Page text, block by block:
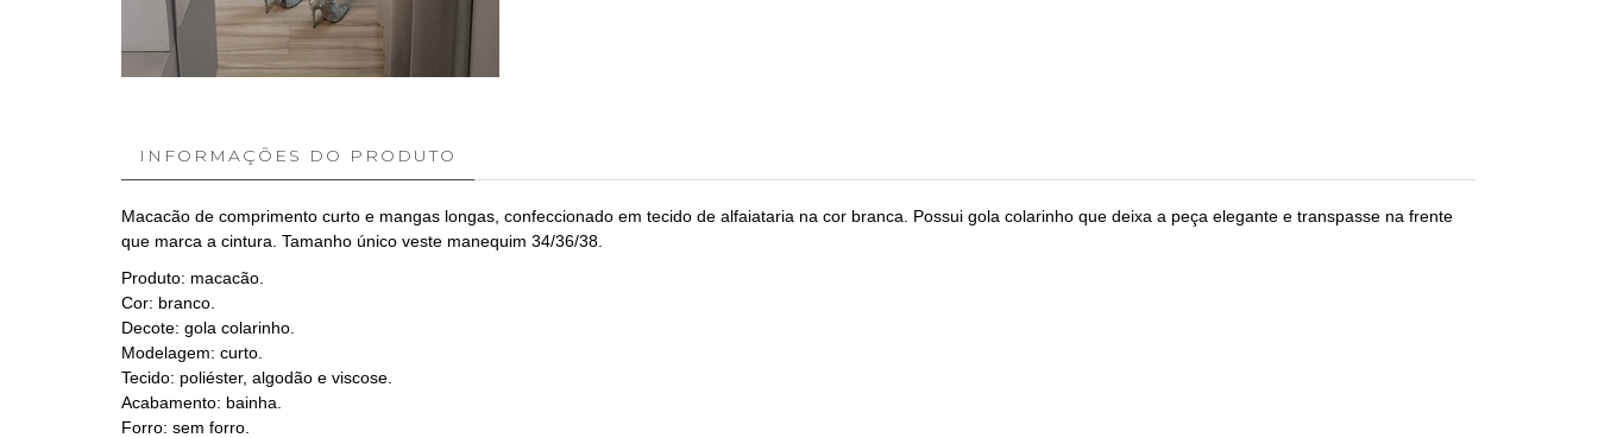
INFORMAÇÕES DO PRODUTO
Macacão de comprimento curto e mangas longas, confeccionado em tecido de alfaiataria na cor branca. Possui gola colarinho que deixa a peça elegante e transpasse na frente
que marca a cintura. Tamanho único veste manequim 34/36/38.
Produto: macacão.
Cor: branco.
Decote: gola colarinho.
Modelagem: curto.
Tecido: poliéster, algodão e viscose.
Acabamento: bainha.
Forro: sem forro.